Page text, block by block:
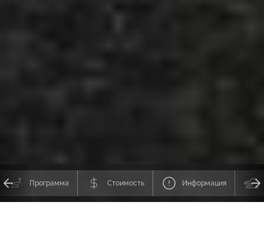
Программа Стоимость Информация